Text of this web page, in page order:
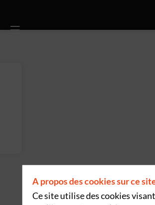
A propos des cookies sur ce
Ce site utilise des cookies